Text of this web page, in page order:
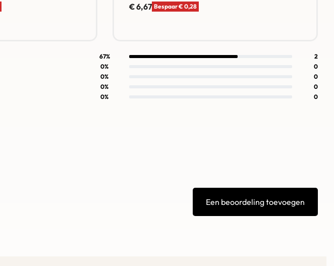
€6,67 Bespaar € 0,28
67% 2
0% 0
0% 0
0% 0
0% 0
Een beoordeling toevoegen